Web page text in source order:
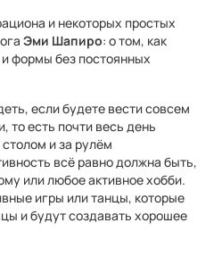
и некоторых простых
Эми Шапиро: о том, как
формы без постоянных
если будете вести совсем
то есть почти весь день
и за рулём
всё равно должна быть,
или любое активное хобби.
игры или танцы, которые
и будут создавать хорошее